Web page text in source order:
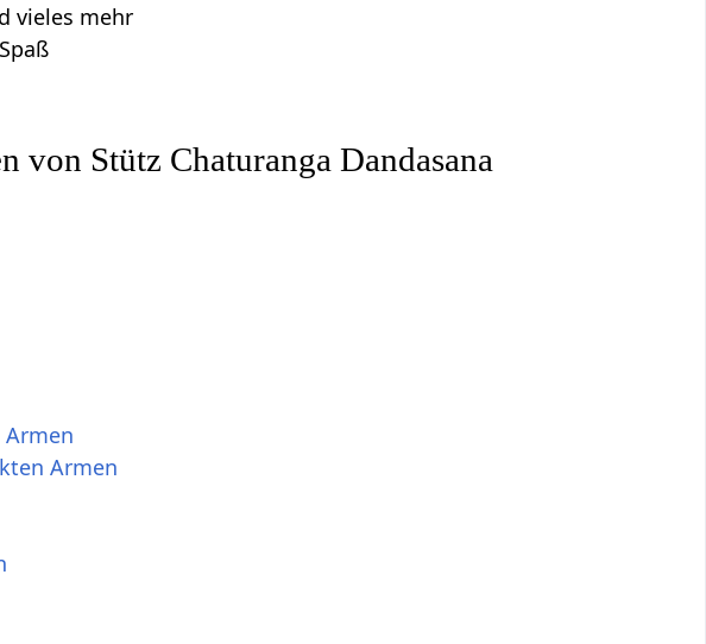
vieles mehr
von Stütz Chaturanga Dandasana
Armen